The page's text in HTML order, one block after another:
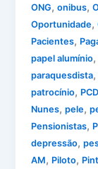
ONG,onibus,
Oportunidade,
Pacientes,
papel alumínio,
paraquesdista
patrocínio, PCD
Nunes,pele,
Pensionistas,
depressão,
AM, Piloto,